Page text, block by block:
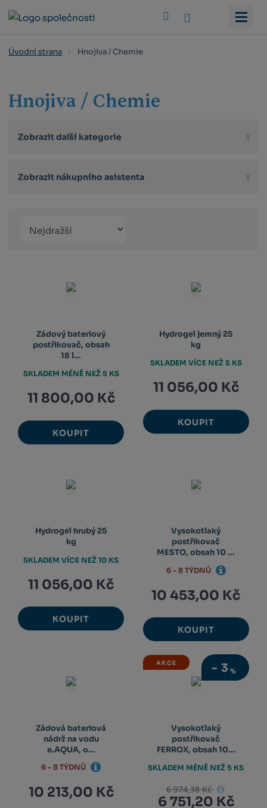
Úvodní strana Hnojiva / Chemie
Hnojiva / Chemie
Zobrazit další kategorie
Zobrazit nákupního asistenta
produktů
Zádový bateriový
postřikovač, obsah
18 l...
11 800,00 Kč
KOUPIT
SKLADEM MÉNĚ NEŽ 5 KS
Hydrogel jemný 25
kg
11 056,00 Kč
KOUPIT
SKLADEM VÍCE NEŽ 5 KS
Hydrogel hrubý 25
kg
11 056,00 Kč
KOUPIT
SKLADEM VÍCE NEŽ 10 KS
Vysokotlaký
postřikovač
MESTO, obsah 10 ...
10 453,00 Kč
KOUPIT
6 - 8 TÝDNŮ
Zádová bateriová
nádrž na vodu
e.AQUA, o...
10 213,00 Kč
6 - 8 TÝDNŮ
- 3%
AKCE
Vysokotlaký
postřikovač
FERROX, obsah 10...
6 974,38 Kč
6 751,20 Kč
SKLADEM MÉNĚ NEŽ 5 KS